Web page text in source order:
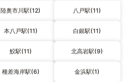
陸奥市川駅(12) 八戸駅(11)
本八戸駅(11) 白銀駅(11)
鮫駅(11) 北高岩駅(9)
種差海岸駅(6) 金浜駅(1)